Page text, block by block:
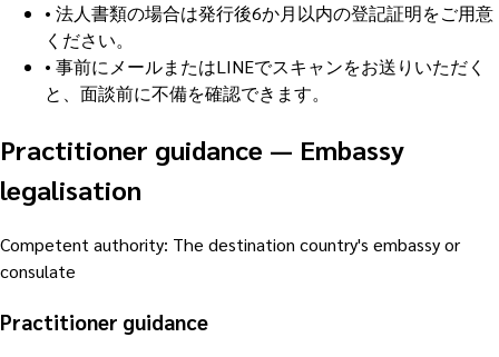
• 法人書類の場合は発行後6か月以内の登記証明をご用意
ください。
• 事前にメールまたはLINEでスキャンをお送りいただく
と、面談前に不備を確認できます。
Practitioner guidance — Embassy
legalisation
Competent authority: The destination country's embassy or
consulate
Practitioner guidance